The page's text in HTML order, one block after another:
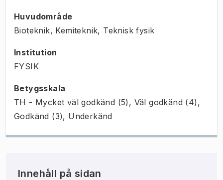
Huvudområde
Bioteknik, Kemiteknik, Teknisk fysik
Institution
FYSIK
Betygsskala
TH - Mycket väl godkänd (5), Väl godkänd (4),
Godkänd (3), Underkänd
Innehåll på sidan